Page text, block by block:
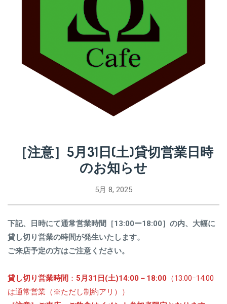
［注意］5月31日(土)貸切営業日時
のお知らせ
5月 8, 2025
下記、日時にて通常営業時間［13:00ー18:00］の内、大幅に
貸し切り営業の時間が発生いたします。
ご来店予定の方はご注意ください。
貸し切り営業時間 ： 5月31日(土)14:00－18:00 （13:00ｰ14:00
は通常営業（※ただし制約アリ））